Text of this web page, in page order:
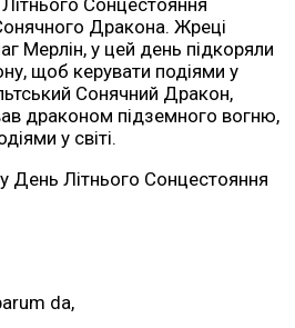
Сонцестояння
Дракона. Жреці
Мерлін, у цей день підкоряли
щоб керувати подіями у
Сонячний Дракон,
драконом підземного вогню,
у світі.
День Літнього Сонцестояння
da,